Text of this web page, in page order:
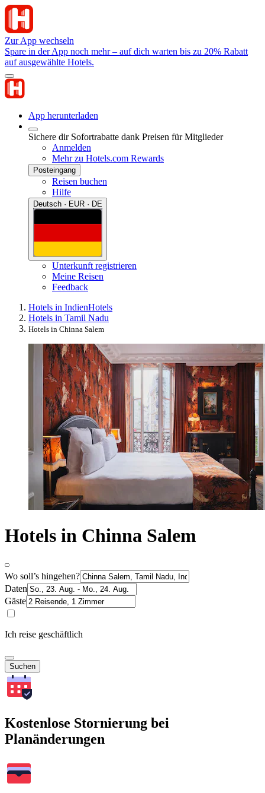
Zur App wechseln
Spare in der App noch mehr – auf dich warten bis zu 20% Rabatt
auf ausgewählte Hotels.
App herunterladen
Sichere dir Sofortrabatte dank Preisen für Mitglieder
Anmelden
Mehr zu Hotels.com Rewards
Posteingang
Reisen buchen
Hilfe
Deutsch · EUR · DE
Unterkunft registrieren
Meine Reisen
Feedback
Hotels in IndienHotels
Hotels in Tamil Nadu
Hotels in Chinna Salem
Hotels in Chinna Salem
Wo soll’s hingehen?
Daten
Gäste
Ich reise geschäftlich
Suchen
Kostenlose Stornierung bei
Planänderungen